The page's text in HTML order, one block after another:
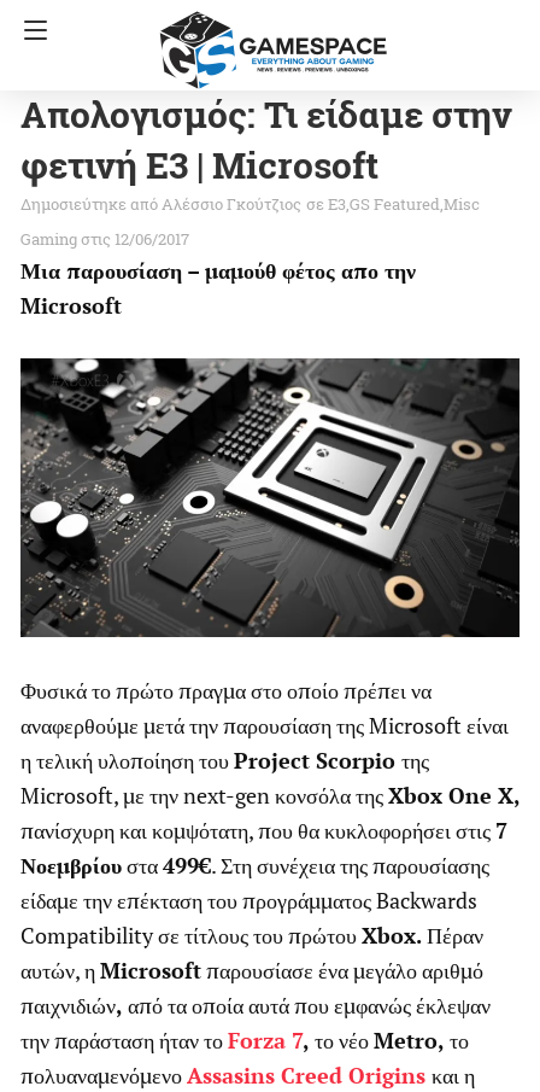
Απολογισμός: Τι είδαμε στην
φετινή E3 | Microsoft
Αλέσσιο Γκούτζιος σε E3 GS FeaturedMisc
Gamingστις 12/06/2017
Μια παρουσίαση – μαμούθ φέτος απο την
Microsoft
Φυσικά το πρώτο πραγμα στο οποίο πρέπει να
αναφερθούμε μετά την παρουσίαση της Microsoft είναι
η τελική υλοποίηση τουProject Scorpio της
Microsoft, με την next-gen κονσόλα τηςXbox One X,
πανίσχυρη και κομψότατη, που θα κυκλοφορήσει στις 7
Νοεμβρίουστα499€. Στη συνέχεια της παρουσίασης
είδαμε την επέκταση του προγράμματος Backwards
Compatibility σε τίτλους του πρώτουXbox.Πέραν
αυτών, ηMicrosoftπαρουσίασε ένα μεγάλο αριθμό
παιχνιδιών, από τα οποία αυτά που εμφανώς έκλεψαν
την παράσταση ήταν τοForza 7, το νέοMetro, το
πολυαναμενόμενοAssasins Creed Origins και η